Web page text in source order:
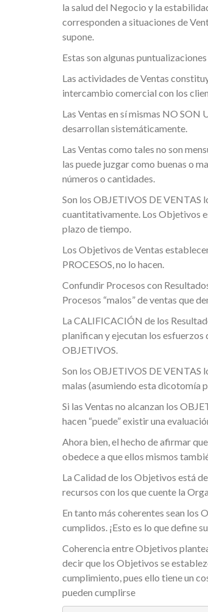
la salud del Negocio y la
corresponden a situaciones de
supone.
Estas son algunas
Las actividades de Ventas
intercambio comercial con los
Las Ventas en sí mismas NO SON
desarrollan sistemáticamente.
Las Ventas como tales no son
las puede juzgar como buenas o
números o cantidades.
Son los OBJETIVOS DE VENTAS
cuantitativamente. Los Objetivos
plazo de tiempo.
Los Objetivos de Ventas
PROCESOS, no lo hacen.
Confundir Procesos con
Procesos “malos” de ventas que
La CALIFICACIÓN de los
planifican y ejecutan los
OBJETIVOS.
Son los OBJETIVOS DE VENTAS
malas (asumiendo esta dicotomía
Si las Ventas no alcanzan los
hacen “puede” existir una
Ahora bien, el hecho de afirmar
obedece a que ellos mismos
La Calidad de los Objetivos está
recursos con los que cuente la
En tanto más coherentes sean los
cumplidos. ¡Esto es lo que define
Coherencia entre Objetivos
decir que los Objetivos se
cumplimiento, pues ello tiene un
pueden cumplirse